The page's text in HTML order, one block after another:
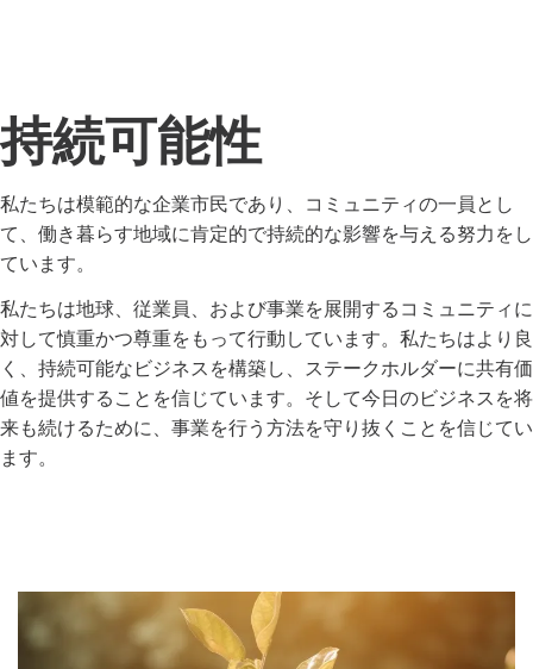
持続可能性
私たちは模範的な企業市民であり、コミュニティの一員とし
て、働き暮らす地域に肯定的で持続的な影響を与える努力をし
ています。
私たちは地球、従業員、および事業を展開するコミュニティに
対して慎重かつ尊重をもって行動しています。私たちはより良
く、持続可能なビジネスを構築し、ステークホルダーに共有価
値を提供することを信じています。そして今日のビジネスを将
来も続けるために、事業を行う方法を守り抜くことを信じてい
ます。